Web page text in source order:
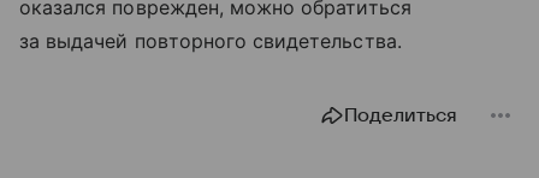
оказался поврежден, можно обратиться
за выдачей повторного свидетельства.
Поделиться